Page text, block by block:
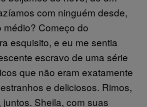
com ninguém desde,
médio? Começo do
esquisito, e eu me sentia
escravo de uma série
que não eram exatamente
e deliciosos. Rimos,
Sheila, com suas